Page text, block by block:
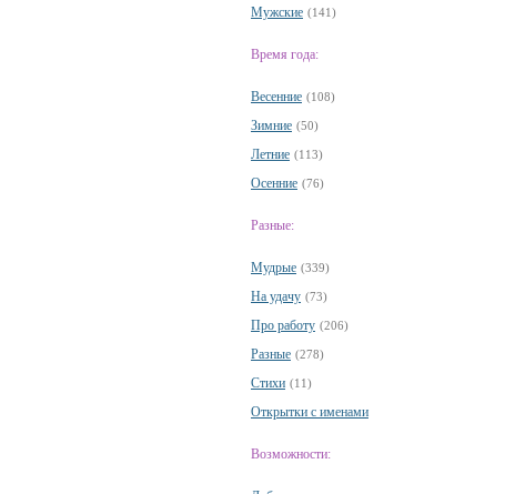
Мужские (141)
Время года:
Весенние (108)
Зимние (50)
Летние (113)
Осенние (76)
Разные:
Мудрые (339)
На удачу (73)
Про работу (206)
Разные (278)
Стихи (11)
Открытки с именами
Возможности: